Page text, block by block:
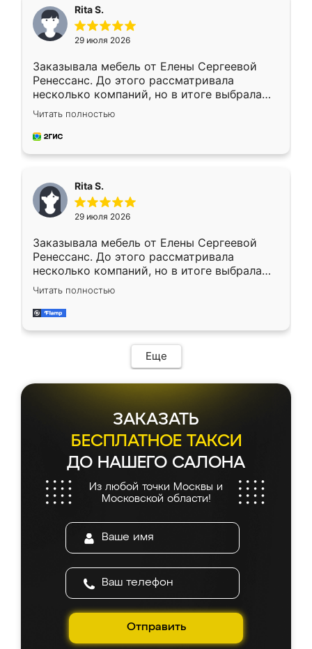
Rita S.
29 июля 2026
Заказывала мебель от Елены Сергеевой
Ренессанс. До этого рассматривала
несколько компаний, но в итоге выбрала
эту. Сначала обговорили условия, потом
приехал замерщик, всё спокойно объяснил
и снял размеры. Изготовили в срок, с
каких-либо доработок. Качеством осталась
довольна, все выглядит так, как и ожидала.
Читать полностью
Rita S.
29 июля 2026
Заказывала мебель от Елены Сергеевой
Ренессанс. До этого рассматривала
несколько компаний, но в итоге выбрала
эту. Сначала обговорили условия, потом
приехал замерщик, всё спокойно объяснил
и снял размеры. Изготовили в срок, с
мебель сразу встала на свое место без
каких-либо доработок. Качеством осталась
довольна, все выглядит так, как и ожидала.
Читать полностью
Еще
ЗАКАЗАТЬ
БЕСПЛАТНОЕ ТАКСИ
ДО НАШЕГО САЛОНА
Из любой точки Москвы и
Московской области!
Отправить